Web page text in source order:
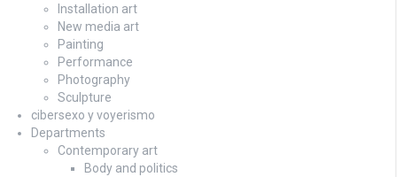
Installation art
New media art
Painting
Performance
Photography
Sculpture
cibersexo y voyerismo
Departments
Contemporary art
Body and politics